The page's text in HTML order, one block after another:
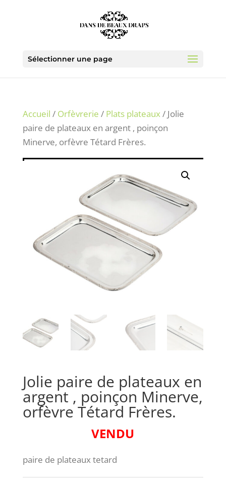
Sélectionner une page
Accueil / Orfèvrerie / Plats plateaux/ Jolie
paire de plateaux en argent , poinçon
Minerve, orfèvre Tétard Frères.
Jolie paire de plateaux en
argent , poinçon Minerve,
orfèvre Tétard Frères.
VENDU
paire de plateaux tetard